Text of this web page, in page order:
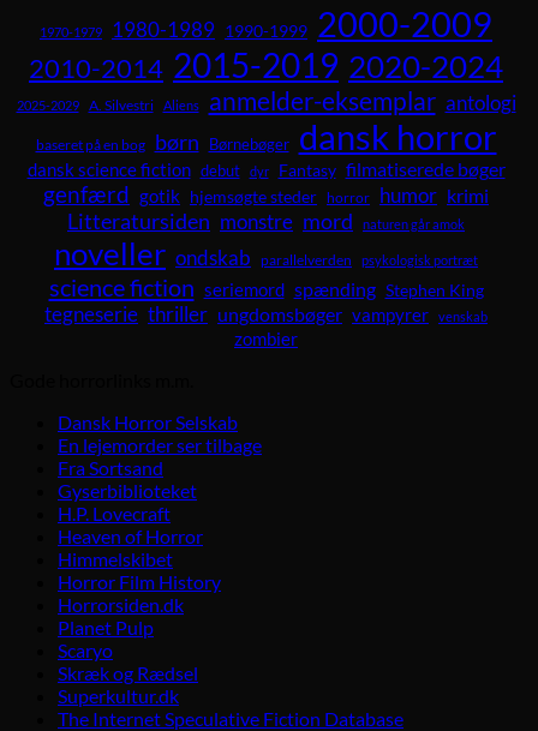
1970-1979 1980-1989 1990-1999 2000-2009
2010-2014 2015-2019 2020-2024
2025-2029 A. Silvestri Aliens anmelder-eksemplar antologi
baseret på en bog børn Børnebøger dansk horror
dansk science fiction debut dyr Fantasy filmatiserede bøger
genfærd gotik hjemsøgte steder horror humor krimi
Litteratursiden monstre mord naturen går amok
noveller ondskab parallelverden psykologisk portræt
science fiction seriemord spænding Stephen King
tegneserie thriller ungdomsbøger vampyrer venskab
zombier
Dansk Horror Selskab
En lejemorder ser tilbage
Fra Sortsand
Gyserbiblioteket
H.P. Lovecraft
Heaven of Horror
Himmelskibet
Horror Film History
Horrorsiden.dk
Planet Pulp
Scaryo
Skræk og Rædsel
Superkultur.dk
The Internet Speculative Fiction Database